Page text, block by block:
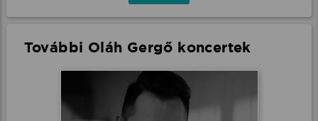
További Oláh Gergő koncertek